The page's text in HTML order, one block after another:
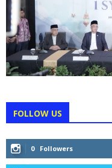
FOLLOW US
0 Followers